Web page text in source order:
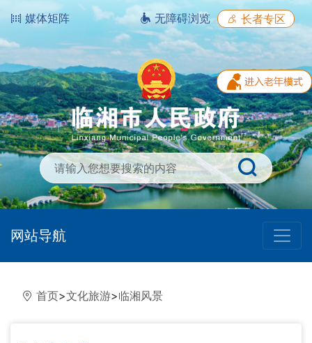
媒体矩阵 无障碍浏览 长者专区
网站导航
首页>文化旅游>临湘风景